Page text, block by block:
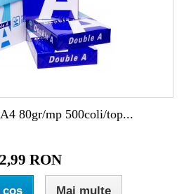
80gr/mp 500coli/top...
RON
cos Mai multe